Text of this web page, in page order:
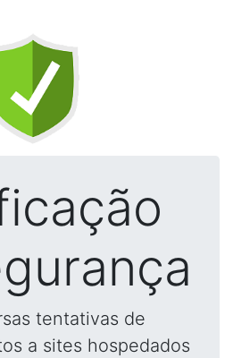
tentativas de
a sites hospedados